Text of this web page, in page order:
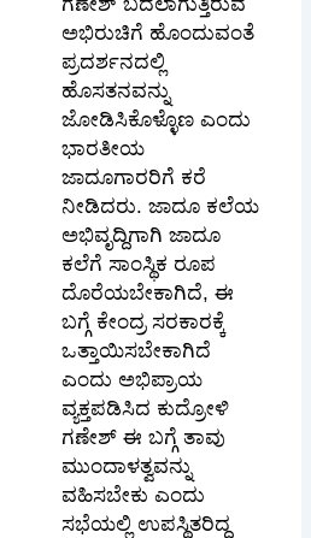
ಅಭಿರುಚಿಗೆ ಹೊಂದುವಂತೆ
ಪ್ರದರ್ಶನದಲ್ಲಿ
ಹೊಸತನವನ್ನು
ಜೋಡಿಸಿಕೊಳ್ಳೊಣ ಎಂದು
ಭಾರತೀಯ
ಜಾದೂಗಾರರಿಗೆ ಕರೆ
ನೀಡಿದರು. ಜಾದೂ ಕಲೆಯ
ಅಭಿವೃದ್ದಿಗಾಗಿ ಜಾದೂ
ಕಲೆಗೆ ಸಾಂಸ್ಥಿಕ ರೂಪ
ದೊರೆಯಬೇಕಾಗಿದೆ, ಈ
ಬಗ್ಗೆ ಕೇಂದ್ರ ಸರಕಾರಕ್ಕೆ
ಒತ್ತಾಯಿಸಬೇಕಾಗಿದೆ
ಎಂದು ಅಭಿಪ್ರಾಯ
ವ್ಯಕ್ತಪಡಿಸಿದ ಕುದ್ರೋಳಿ
ಗಣೇಶ್ ಈ ಬಗ್ಗೆ ತಾವು
ಮುಂದಾಳತ್ವವನ್ನು
ವಹಿಸಬೇಕು ಎಂದು
ಸಭೆಯಲ್ಲಿ ಉಪಸ್ಥಿತರಿದ್ದ